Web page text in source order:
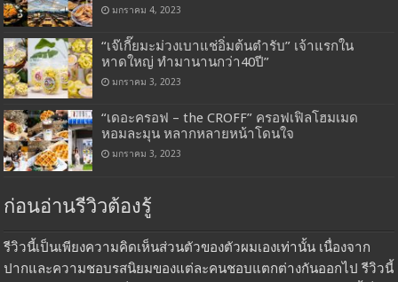
มกราคม 4, 2023
“เจ๊เกี๊ยมะม่วงเบาแช่อิ่มต้นตำรับ” เจ้าแรกใน
หาดใหญ่ ทำมานานกว่า40ปี”
มกราคม 3, 2023
“เดอะครอฟ – the CROFF” ครอฟเฟิลโฮมเมด
หอมละมุน หลากหลายหน้าโดนใจ
มกราคม 3, 2023
ก่อนอ่านรีวิวต้องรู้
รีวิวนี้เป็นเพียงความคิดเห็นส่วนตัวของตัวผมเองเท่านั้น เนื่องจาก
ปากและความชอบรสนิยมของแต่ละคนชอบแตกต่างกันออกไป รีวิวนี้